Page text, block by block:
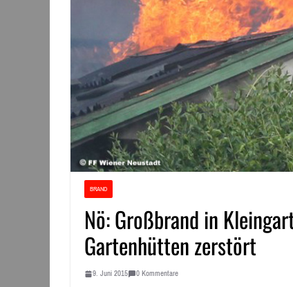
BRAND
Nö: Großbrand in
Gartenhütten zerstört
9. Juni 2015 0 Kommentare